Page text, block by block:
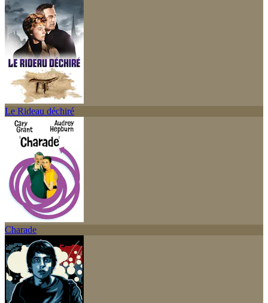
Le Rideau déchiré
Charade